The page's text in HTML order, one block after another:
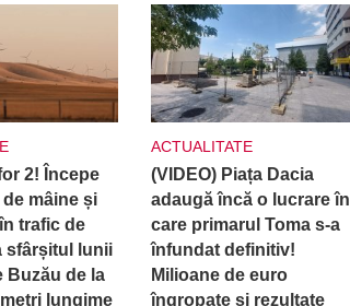
2! Începe
mâine și
trafic de
sfârșitul lunii
Buzău de la
lungime
ACTUALITATE
(VIDEO) Piața Dacia
adaugă încă o lucrare în
care primarul Toma s-a
înfundat definitiv!
Milioane de euro
îngropate și rezultate